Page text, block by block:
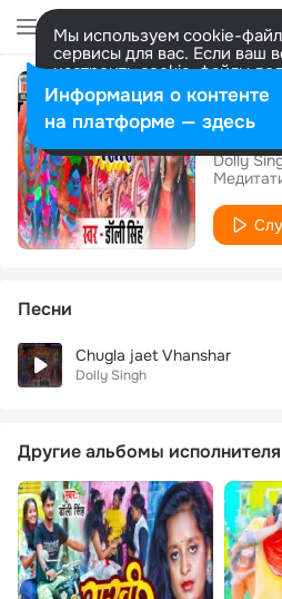
Мы используем cookie-
сервисы для вас. Если ваш
настроить cookie-файлы
представитель. Больше
Разрешить все
Сингл
Dolly
Песни
Chugla jaet Vhanshar
Dolly Singh
Другие альбомы исполнителя
Информация о контенте
на платформе — здесь